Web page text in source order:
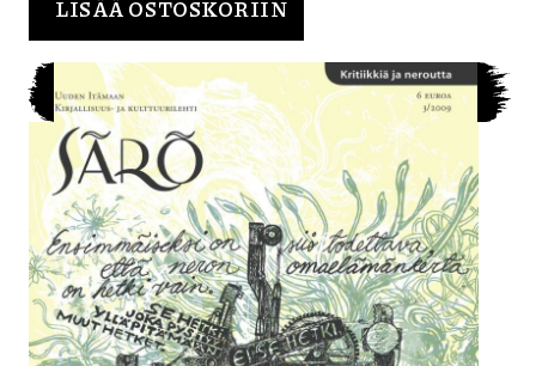
LISÄÄ OSTOSKORIIN